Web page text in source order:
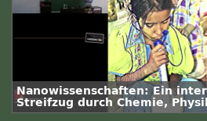
Nanowissenschaften: Ein
Streifzug durch Chemie,